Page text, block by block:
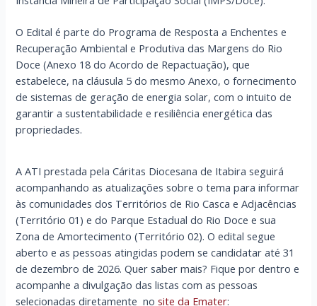
O Edital é parte do Programa de Resposta a Enchentes e
Recuperação Ambiental e Produtiva das Margens do Rio
Doce (Anexo 18 do Acordo de Repactuação), que
estabelece, na cláusula 5 do mesmo Anexo, o fornecimento
de sistemas de geração de energia solar, com o intuito de
garantir a sustentabilidade e resiliência energética das
propriedades.
A ATI prestada pela Cáritas Diocesana de Itabira seguirá
acompanhando as atualizações sobre o tema para informar
às comunidades dos Territórios de Rio Casca e Adjacências
(Território 01) e do Parque Estadual do Rio Doce e sua
Zona de Amortecimento (Território 02). O edital segue
aberto e as pessoas atingidas podem se candidatar até 31
de dezembro de 2026. Quer saber mais? Fique por dentro e
acompanhe a divulgação das listas com as pessoas
selecionadas diretamente nosite da Emater: